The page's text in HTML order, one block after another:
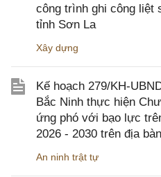
công trình ghi công liệt
tỉnh Sơn La
Xây dựng
Kế hoạch 279/KH-
Bắc Ninh thực hiện
ứng phó với bạo lực
2026 - 2030 trên địa
An ninh trật tự